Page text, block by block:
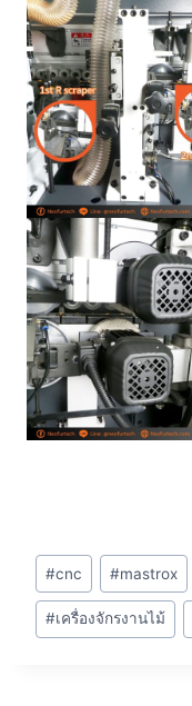
#cnc #mastrox
#เครื่องจักรงานไม้